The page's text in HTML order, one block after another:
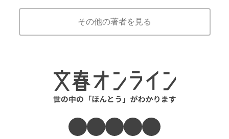
その他の著者を見る